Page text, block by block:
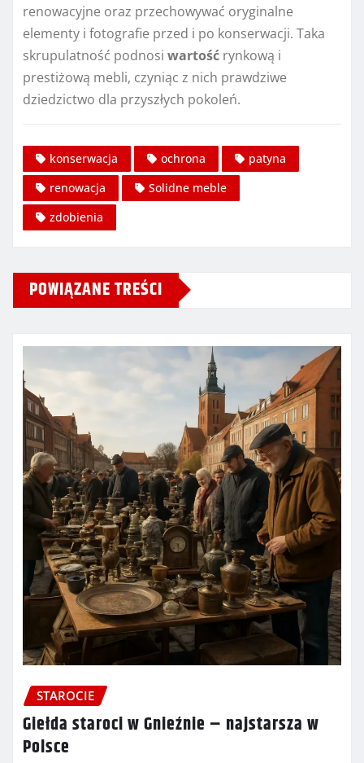
renowacyjne oraz przechowywać oryginalne
elementy i fotografie przed i po konserwacji. Taka
skrupulatność podnosi wartość rynkową i
prestiżową mebli, czyniąc z nich prawdziwe
dziedzictwo dla przyszłych pokoleń.
konserwacja ochrona
patyna
renowacja
Solidne meble
zdobienia
POWIĄZANE TREŚCI
STAROCIE
Giełda staroci w Gnieźnie – najstarsza w
Polsce